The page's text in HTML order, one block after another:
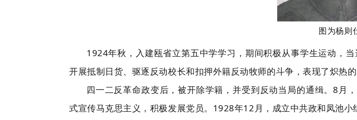
图为杨则
1924年秋，入建瓯省立第五中学学习，期间积极从事学生运动，
开展抵制日货、驱逐反动校长和扣押外籍反动牧师的斗争，表现了炽热
四一二反革命政变后，被开除学籍，并受到反动当局的通缉。8月
式宣传马克思主义，积极发展党员。1928年12月，成立中共政和凤池小